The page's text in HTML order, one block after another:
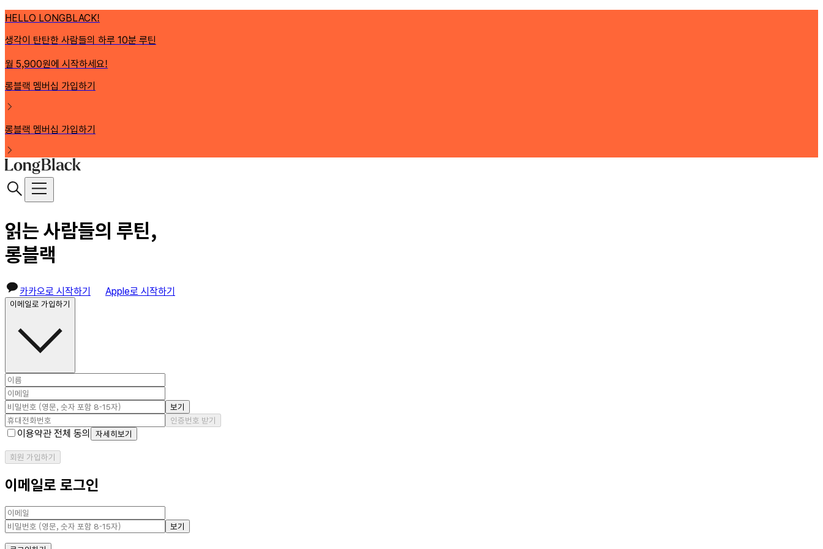
HELLO LONGBLACK!
생각이 탄탄한 사람들의 하루 10분 루틴
월 5,900원에 시작하세요!
롱블랙 멤버십 가입하기
롱블랙 멤버십 가입하기
읽는 사람들의 루틴,
롱블랙
카카오로 시작하기 Apple로 시작하기
이메일로 가입하기
보기
인증번호 받기
이용약관 전체 동의 자세히보기
회원 가입하기
이메일로 로그인
보기